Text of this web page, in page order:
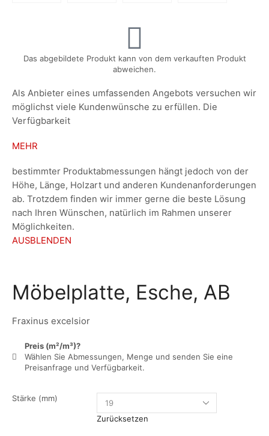
Das abgebildete Produkt kann von dem verkauften Produkt
abweichen.
Als Anbieter eines umfassenden Angebots versuchen wir
möglichst viele Kundenwünsche zu erfüllen. Die
Verfügbarkeit
MEHR
bestimmter Produktabmessungen hängt jedoch von der
Höhe, Länge, Holzart und anderen Kundenanforderungen
ab. Trotzdem finden wir immer gerne die beste Lösung
nach Ihren Wünschen, natürlich im Rahmen unserer
Möglichkeiten.
AUSBLENDEN
Möbelplatte, Esche, AB
Fraxinus excelsior
Preis (m²/m³)?
Wählen Sie Abmessungen, Menge und senden Sie eine
Preisanfrage und Verfügbarkeit.
Stärke (mm)
Zurücksetzen